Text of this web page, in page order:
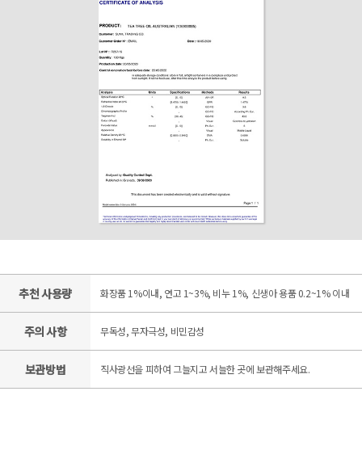
추천 사용량 화장품 1%이내, 연고 1~3%, 비누 1%, 신생아 용품 0.2~1% 이내
주의 사항 무독성, 무자극성, 비민감성
보관방법 직사광선을 피하여 그늘지고 서늘한 곳에 보관해주세요.